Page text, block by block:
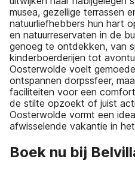
musea, gezellige terrassen
natuurliefhebbers hun hart
en natuurreservaten in de
genoeg te ontdekken, van
kinderboerderijen tot
Oosterwolde voelt
ontspannen dorpssfeer,
faciliteiten voor een
de stilte opzoekt of juist
Oosterwolde vormt een
afwisselende vakantie in
Boek nu bij